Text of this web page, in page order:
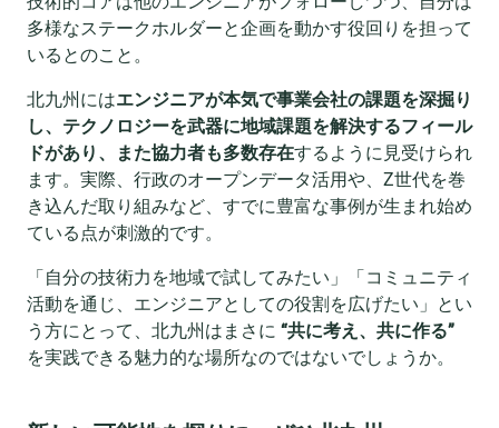
多様なステークホルダーと企画を動かす役回りを担って
いるとのこと。
北九州にはエンジニアが本気で事業会社の課題を深掘り
し、テクノロジーを武器に地域課題を解決するフィール
ドがあり、また協力者も多数存在するように見受けられ
ます。実際、行政のオープンデータ活用や、Z世代を巻
き込んだ取り組みなど、すでに豊富な事例が生まれ始め
ている点が刺激的です。
「自分の技術力を地域で試してみたい」「コミュニティ
活動を通じ、エンジニアとしての役割を広げたい」とい
う方にとって、北九州はまさに “共に考え、共に作る”
を実践できる魅力的な場所なのではないでしょうか。